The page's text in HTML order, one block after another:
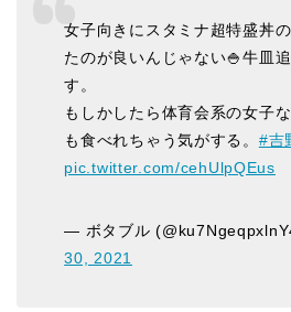
女子向きにスタミナ超特盛丼
たのが良いんじゃない🍚牛皿
す。
もしかしたら体育会系の女子
も食べれちゃう気がする。 #吉
pic.twitter.com/cehUlpQEus
— ボタブル
30, 2021